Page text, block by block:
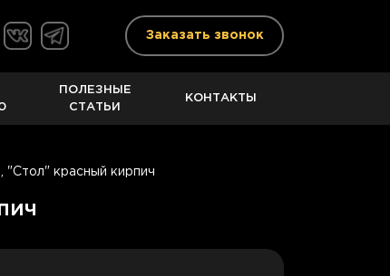
Заказать звонок
ПОЛЕЗНЫЕ
СТАТЬИ
КОНТАКТЫ
"Стол" красный кирпич